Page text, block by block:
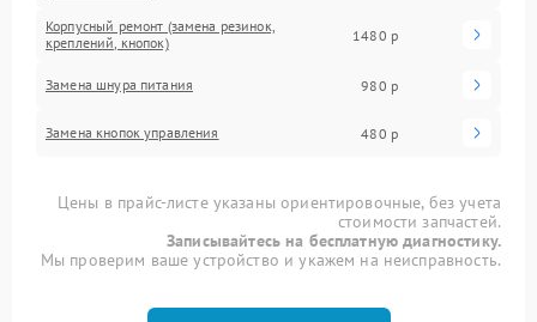
Корпусный ремонт (замена резинок,
креплений, кнопок)
1480 р
Замена шнура питания 980 р
Замена кнопок управления 480 р
Цены в прайс-листе указаны ориентировочные, без учета
стоимости запчастей.
Записывайтесь на бесплатную диагностику.
Мы проверим ваше устройство и укажем на неисправность.